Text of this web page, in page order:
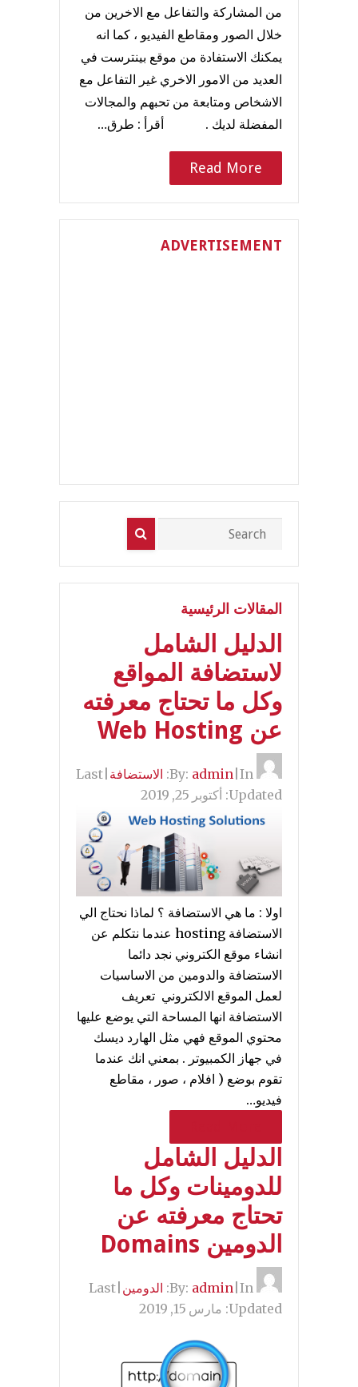
من المشاركة والتفاعل مع الاخرين من
خلال الصور ومقاطع الفيديو ، كما انه
يمكنك الاستفادة من موقع بينترست في
العديد من الامور الاخري غير التفاعل مع
الاشخاص ومتابعة من تحبهم والمجالات
المفضلة لديك . أقرأ : طرق…
Read More
ADVERTISEMENT
المقالات الرئيسية
الدليل الشامل
لاستضافة المواقع
وكل ما تحتاج معرفته
عن Web Hosting
admin In: الاستضافة Last
Updated: أكتوبر 25, 2019
اولا : ما هي الاستضافة ؟ لماذا نحتاج الي
الاستضافة hosting عندما نتكلم عن
انشاء موقع الكتروني نجد دائما
الاستضافة والدومين من الاساسيات
لعمل الموقع الالكتروني تعريف
الاستضافة انها المساحة التي يوضع عليها
محتوي الموقع فهي مثل الهارد ديسك
في جهاز الكمبيوتر . بمعني انك عندما
تقوم بوضع ( افلام ، صور ، مقاطع
فيديو…
الدليل الشامل
للدومينات وكل ما
تحتاج معرفته عن
الدومين Domains
admin In: الدومين Last
Updated: مارس 15, 2019